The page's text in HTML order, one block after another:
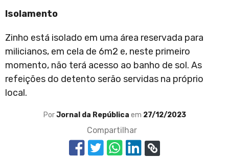
Isolamento
Zinho está isolado em uma área reservada para
milicianos, em cela de 6m2 e, neste primeiro
momento, não terá acesso ao banho de sol. As
refeições do detento serão servidas na próprio
local.
PorJornal da República em 27/12/2023
Compartilhar